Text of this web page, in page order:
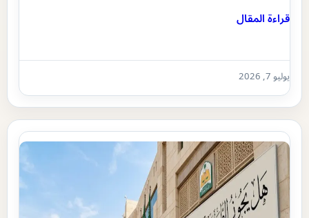
قراءة المقال
يوليو 7, 2026